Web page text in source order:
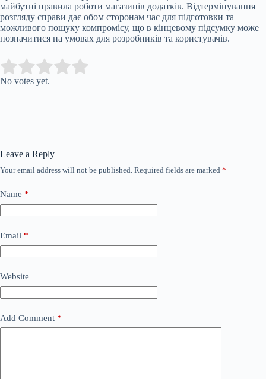
майбутні правила роботи магазинів додатків. Відтермінування
розгляду справи дає обом сторонам час для підготовки та
можливого пошуку компромісу, що в кінцевому підсумку може
позначитися на умовах для розробників та користувачів.
Rate this item:
No votes yet.
Leave a Reply
Your email address will not be published. Required fields are marked *
Name *
Email *
Website
Add Comment *